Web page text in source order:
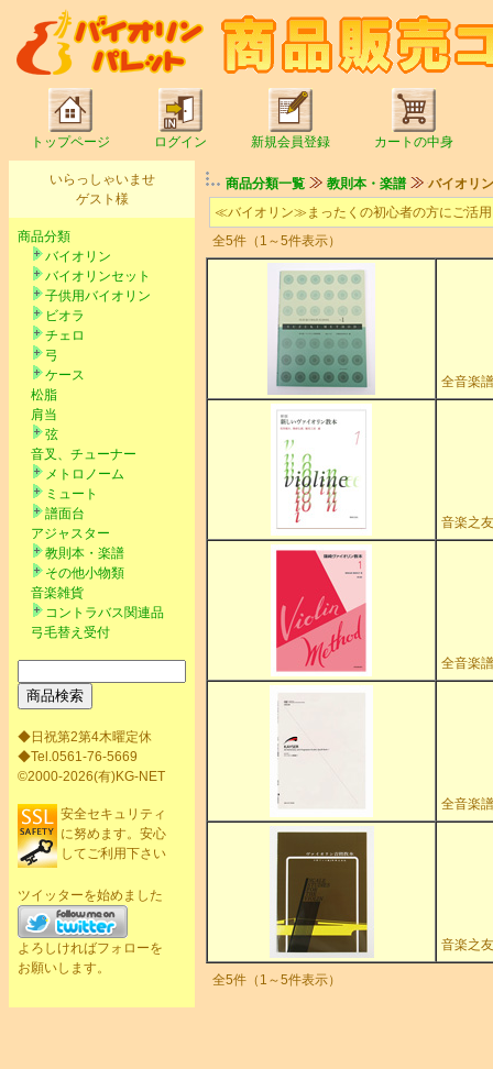
トップページ ログイン 新規会員登録 カートの中身
いらっしゃいませ
ゲスト様
商品分類
バイオリン
バイオリンセット
子供用バイオリン
ビオラ
チェロ
弓
ケース
松脂
肩当
弦
音叉、チューナー
メトロノーム
ミュート
譜面台
アジャスター
教則本・楽譜
その他小物類
音楽雑貨
コントラバス関連品
弓毛替え受付
◆日祝第2第4木曜定休
◆Tel.0561-76-5669
©2000-2026(有)KG-NET
安全セキュリティ
に努めます。安心
してご利用下さい
ツイッターを始めました
よろしければフォローを
お願いします。
商品分類一覧 教則本・楽譜
バイオリ
≪バイオリン≫まったくの初心者の方にご活
全5件（1～5件表示）
全音楽
音楽之
全音楽
全音楽
音楽之
全5件（1～5件表示）